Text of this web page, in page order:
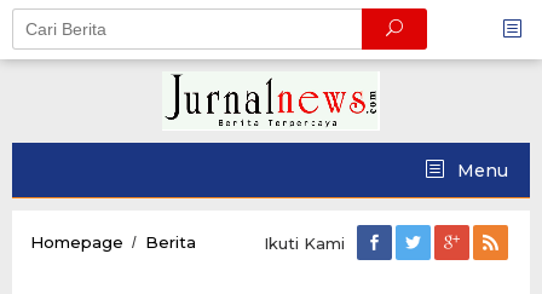
Skip
content
Menu
Homepage / Berita Ikuti Kami